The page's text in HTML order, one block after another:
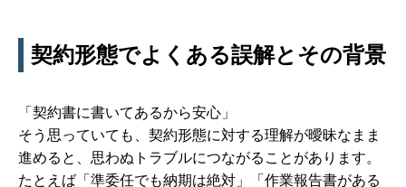
契約形態でよくある誤解とその背景
「契約書に書いてあるから安心」
そう思っていても、契約形態に対する理解が曖昧なまま
進めると、思わぬトラブルにつながることがあります。
たとえば「準委任でも納期は絶対」「作業報告書がある